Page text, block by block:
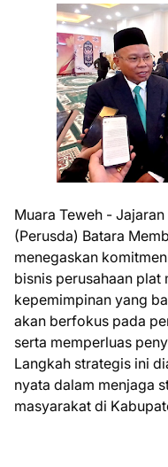
Muara Teweh -
(Perusda) Batara
menegaskan
bisnis perusahaan plat
kepemimpinan yang
akan berfokus pada
serta memperluas
Langkah strategis ini
nyata dalam menjaga
masyarakat di